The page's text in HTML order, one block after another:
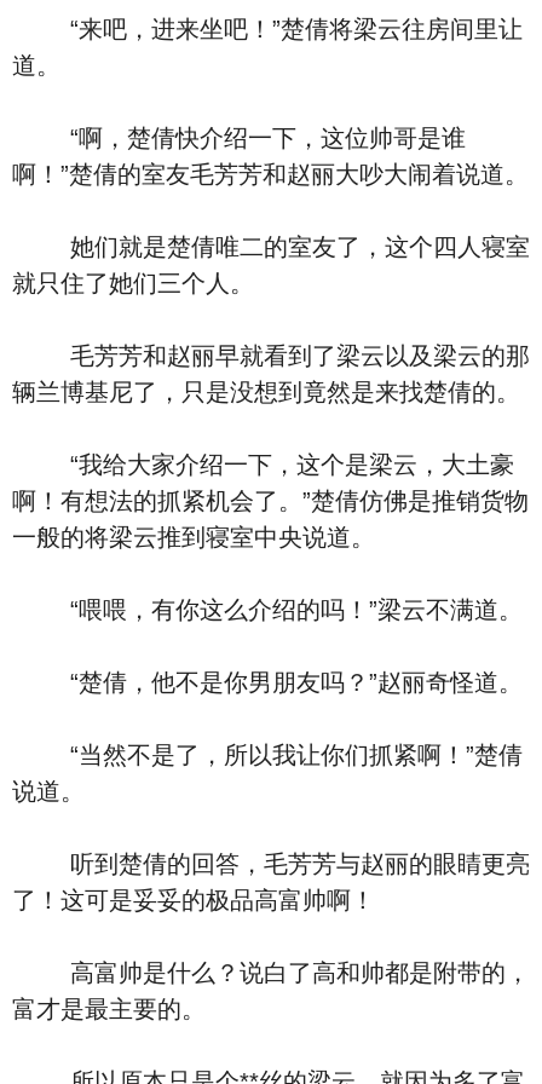
“来吧，进来坐吧！”楚倩将梁云往房间里让
道。
“啊，楚倩快介绍一下，这位帅哥是谁
啊！”楚倩的室友毛芳芳和赵丽大吵大闹着说道。
她们就是楚倩唯二的室友了，这个四人寝室
就只住了她们三个人。
毛芳芳和赵丽早就看到了梁云以及梁云的那
辆兰博基尼了，只是没想到竟然是来找楚倩的。
“我给大家介绍一下，这个是梁云，大土豪
啊！有想法的抓紧机会了。”楚倩仿佛是推销货物
一般的将梁云推到寝室中央说道。
“喂喂，有你这么介绍的吗！”梁云不满道。
“楚倩，他不是你男朋友吗？”赵丽奇怪道。
“当然不是了，所以我让你们抓紧啊！”楚倩
说道。
听到楚倩的回答，毛芳芳与赵丽的眼睛更亮
了！这可是妥妥的极品高富帅啊！
高富帅是什么？说白了高和帅都是附带的，
富才是最主要的。